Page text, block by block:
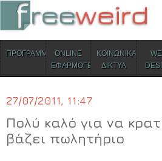
Skip to content
ΠΡΟΓΡΑΜΜΑΤΑONLINE
ΕΦΑΡΜΟΓΕΣ
ΚΟΙΝΩΝΙΚΑ
ΔΙΚΤΥΑ
27/07/2011, 11:47
Πολύ καλό για να
βάζει πωλητήριο